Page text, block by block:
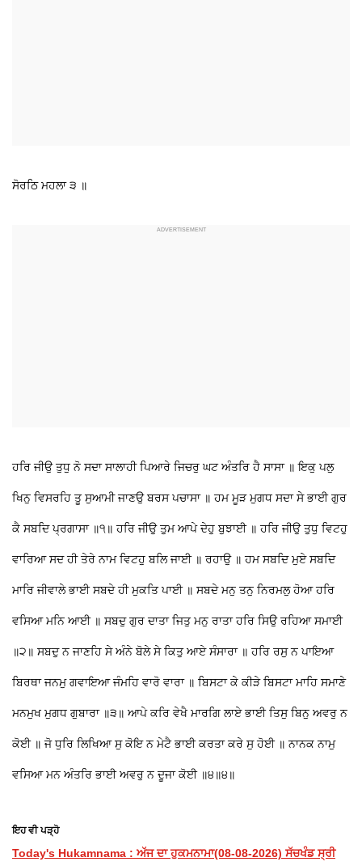
ਸੋਰਠਿ ਮਹਲਾ ੩ ॥
ਹਰਿ ਜੀਉ ਤੁਧੁ ਨੋ ਸਦਾ ਸਾਲਾਹੀ ਪਿਆਰੇ ਜਿਚਰੁ ਘਟ ਅੰਤਰਿ ਹੈ ਸਾਸਾ ॥ ਇਕੁ ਪਲੁ
ਖਿਨੁ ਵਿਸਰਹਿ ਤੂ ਸੁਆਮੀ ਜਾਣਉ ਬਰਸ ਪਚਾਸਾ ॥ ਹਮ ਮੂੜ ਮੁਗਧ ਸਦਾ ਸੇ ਭਾਈ ਗੁਰ
ਕੈ ਸਬਦਿ ਪ੍ਰਗਾਸਾ ॥੧॥ ਹਰਿ ਜੀਉ ਤੁਮ ਆਪੇ ਦੇਹੁ ਬੁਝਾਈ ॥ ਹਰਿ ਜੀਉ ਤੁਧੁ ਵਿਟਹੁ
ਵਾਰਿਆ ਸਦ ਹੀ ਤੇਰੇ ਨਾਮ ਵਿਟਹੁ ਬਲਿ ਜਾਈ ॥ ਰਹਾਉ ॥ ਹਮ ਸਬਦਿ ਮੁਏ ਸਬਦਿ
ਮਾਰਿ ਜੀਵਾਲੇ ਭਾਈ ਸਬਦੇ ਹੀ ਮੁਕਤਿ ਪਾਈ ॥ ਸਬਦੇ ਮਨੁ ਤਨੁ ਨਿਰਮਲੁ ਹੋਆ ਹਰਿ
ਵਸਿਆ ਮਨਿ ਆਈ ॥ ਸਬਦੁ ਗੁਰ ਦਾਤਾ ਜਿਤੁ ਮਨੁ ਰਾਤਾ ਹਰਿ ਸਿਉ ਰਹਿਆ ਸਮਾਈ
॥੨॥ ਸਬਦੁ ਨ ਜਾਣਹਿ ਸੇ ਅੰਨੇ ਬੋਲੇ ਸੇ ਕਿਤੁ ਆਏ ਸੰਸਾਰਾ ॥ ਹਰਿ ਰਸੁ ਨ ਪਾਇਆ
ਬਿਰਥਾ ਜਨਮੁ ਗਵਾਇਆ ਜੰਮਹਿ ਵਾਰੋ ਵਾਰਾ ॥ ਬਿਸਟਾ ਕੇ ਕੀੜੇ ਬਿਸਟਾ ਮਾਹਿ ਸਮਾਣੇ
ਮਨਮੁਖ ਮੁਗਧ ਗੁਬਾਰਾ ॥੩॥ ਆਪੇ ਕਰਿ ਵੇਖੈ ਮਾਰਗਿ ਲਾਏ ਭਾਈ ਤਿਸੁ ਬਿਨੁ ਅਵਰੁ ਨ
ਕੋਈ ॥ ਜੋ ਧੁਰਿ ਲਿਖਿਆ ਸੁ ਕੋਇ ਨ ਮੇਟੈ ਭਾਈ ਕਰਤਾ ਕਰੇ ਸੁ ਹੋਈ ॥ ਨਾਨਕ ਨਾਮੁ
ਵਸਿਆ ਮਨ ਅੰਤਰਿ ਭਾਈ ਅਵਰੁ ਨ ਦੂਜਾ ਕੋਈ ॥੪॥੪॥
ਇਹ ਵੀ ਪੜ੍ਹੋ
Today's Hukamnama : ਅੱਜ ਦਾ ਹੁਕਮਨਾਮਾ(08-08-2026) ਸੱਚਖੰਡ ਸ੍ਰੀ